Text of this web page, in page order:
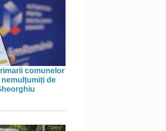
comunelor
de